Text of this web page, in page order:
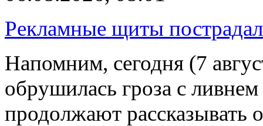
Рекламные щиты
Напомним, сегодня (7
обрушилась гроза с
продолжают рассказывать